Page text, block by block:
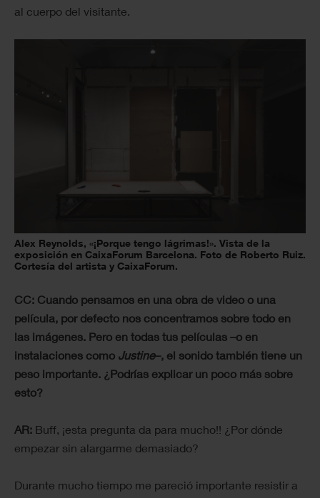
al cuerpo del visitante.
Alex Reynolds, «¡Porque tengo lágrimas!». Vista de la
exposición en CaixaForum Barcelona. Foto de Roberto Ruiz.
Cortesía del artista y CaixaForum.
CC: Cuando pensamos en una obra de video o una
película, por defecto nos concentramos sobre todo en
las imágenes. Pero en todas tus películas –o en
instalaciones como Justine–, el sonido también tiene un
peso importante. ¿Podrías explicar un poco más sobre
esto?
AR: Buff, ¡esta pregunta da para mucho!! ¿Por dónde
empezar sin alargarme demasiado?
Durante mucho tiempo me pareció importante resistir a